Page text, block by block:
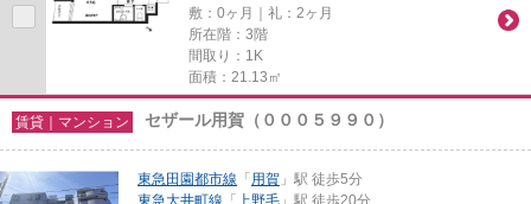
敷：0ヶ月｜礼：2ヶ月
所在階：3階
間取り：1K
面積：21.13㎡
賃貸｜マンション セザール用賀（０００５９９０）
東急田園都市線 「用賀 」駅 徒歩5分
東急大井町線 「 上野毛 」駅 徒歩20分